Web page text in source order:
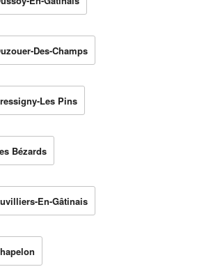
Des-Champs
Les Pins
Bézards
En-Gâtinais